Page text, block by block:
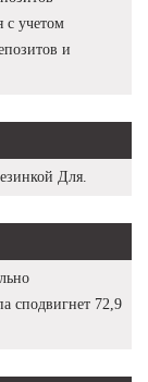
с учетом
и
Для.
сподвигнет 72,9